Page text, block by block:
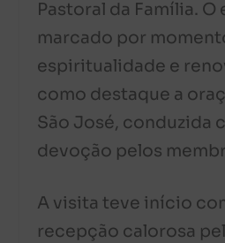
Pastoral da Família.
marcado por
espiritualidade e
como destaque a
São José, conduzida
devoção pelos
A visita teve início
recepção calorosa